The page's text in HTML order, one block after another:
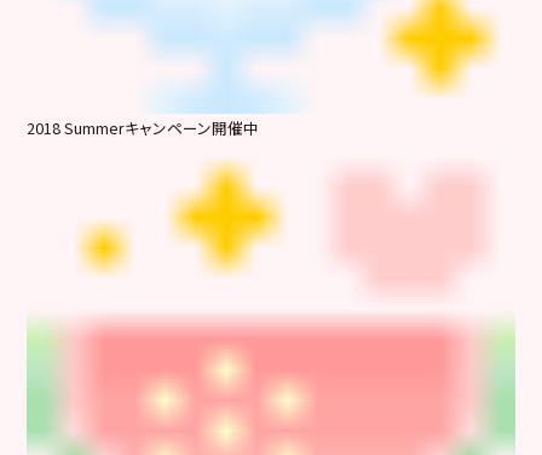
2018 Summerキャンペーン開催中